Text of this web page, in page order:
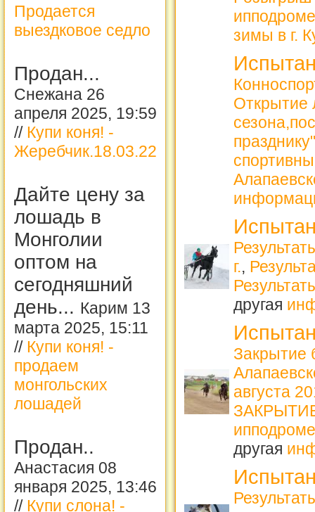
Продается
выездковое седло
Продан...
Снежана 26
апреля 2025, 19:59
// Купи коня! -
Жеребчик.18.03.22
Дайте цену за
лошадь в
Монголии
оптом на
сегодняшний
день... Карим 13
марта 2025, 15:11
// Купи коня! -
продаем
монгольских
лошадей
Продан..
Анастасия 08
января 2025, 13:46
// Купи слона! -
зимы в г.
Открытие
г.,
другая
Закрытие
августа
ЗАКРЫТИЕ
другая